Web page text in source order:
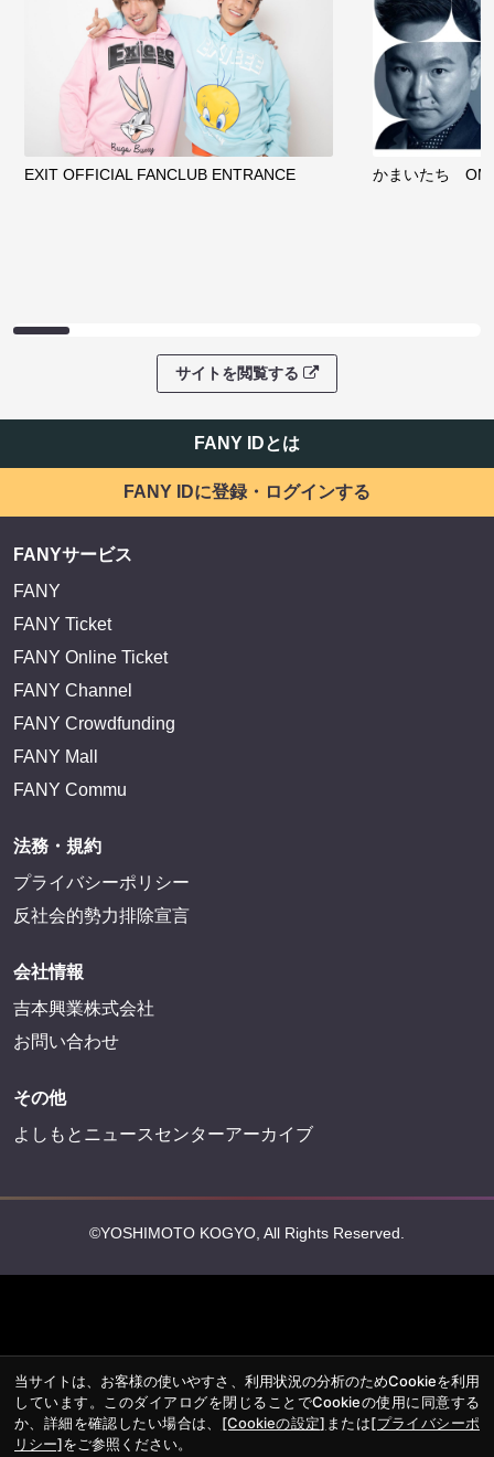
EXIT OFFICIAL FANCLUB ENTRANCE かまいたち
サイトを閲覧する
FANY IDとは
FANY IDに登録・ログインする
FANYサービス
FANY
FANY Ticket
FANY Online Ticket
FANY Channel
FANY Crowdfunding
FANY Mall
FANY Commu
法務・規約
プライバシーポリシー
反社会的勢力排除宣言
会社情報
吉本興業株式会社
お問い合わせ
その他
よしもとニュースセンターアーカイブ
©YOSHIMOTO KOGYO, All Rights Reserved.
当サイトは、お客様の使いやすさ、利用状況の分析のためCookieを利用
しています。このダイアログを閉じることでCookieの使用に同意する
か、詳細を確認したい場合は、 [Cookieの設定] または[プライバシーポ
リシー]をご参照ください。